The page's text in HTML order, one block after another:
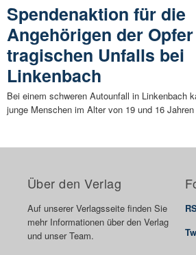
Spendenaktion für die
Angehörigen der
tragischen Unfalls bei
Linkenbach
Bei einem schweren Autounfall in Linkenbach
junge Menschen im Alter von 19 und 16
Über den Verlag
Auf unserer Verlagsseite finden Sie
mehr Informationen über den Verlag
und unser Team.